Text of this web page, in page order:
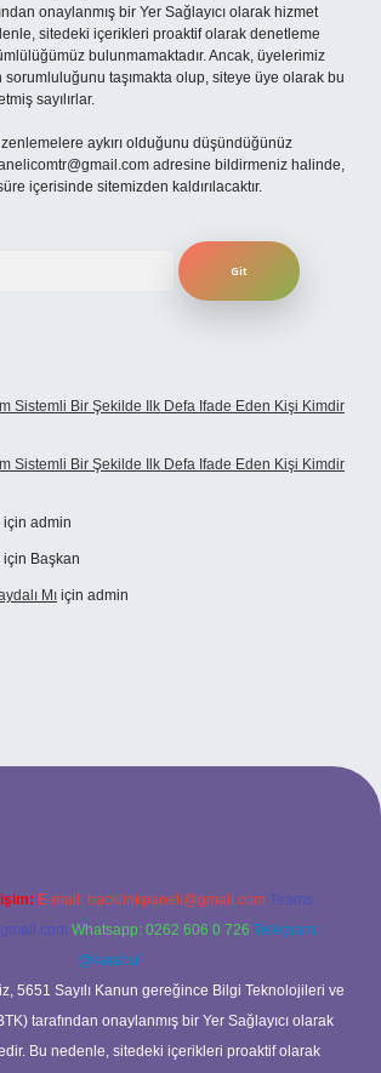
onaylanmış bir Yer Sağlayıcı olarak hizmet
sitedeki içerikleri proaktif olarak denetleme
bulunmamaktadır. Ancak, üyelerimiz
sorumluluğunu taşımakta olup, siteye üye olarak bu
sayılırlar.
aykırı olduğunu düşündüğünüz
adresine bildirmeniz halinde,
içerisinde sitemizden kaldırılacaktır.
Sistemli Bir Şekilde Ilk Defa Ifade Eden Kişi Kimdir
Sistemli Bir Şekilde Ilk Defa Ifade Eden Kişi Kimdir
için admin
için Başkan
Mı için admin
E-mail: backlinkpaneli@gmail.com Teams:
Whatsapp: 0262 606 0 726 Telegram:
@karabul
5651 Sayılı Kanun gereğince Bilgi Teknolojileri ve
tarafından onaylanmış bir Yer Sağlayıcı olarak
Bu nedenle, sitedeki içerikleri proaktif olarak